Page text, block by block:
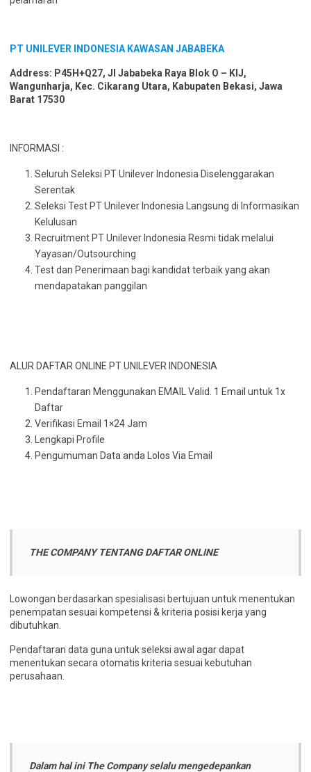
PT UNILEVER INDONESIA KAWASAN JABABEKA
Address: P45H+Q27, Jl Jababeka Raya Blok O – KIJ,
Wangunharja, Kec. Cikarang Utara, Kabupaten Bekasi, Jawa
Barat 17530
INFORMASI :
Seluruh Seleksi PT Unilever Indonesia Diselenggarakan
Serentak
Seleksi Test PT Unilever Indonesia Langsung di Informasikan
Kelulusan
Recruitment PT Unilever Indonesia Resmi tidak melalui
Yayasan/Outsourching
Test dan Penerimaan bagi kandidat terbaik yang akan
mendapatakan panggilan
ALUR DAFTAR ONLINE PT UNILEVER INDONESIA
Pendaftaran Menggunakan EMAIL Valid. 1 Email untuk 1x
Daftar
Verifikasi Email 1×24 Jam
Lengkapi Profile
Pengumuman Data anda Lolos Via Email
THE COMPANY TENTANG DAFTAR ONLINE
Lowongan berdasarkan spesialisasi bertujuan untuk menentukan
penempatan sesuai kompetensi & kriteria posisi kerja yang
dibutuhkan.
Pendaftaran data guna untuk seleksi awal agar dapat
menentukan secara otomatis kriteria sesuai kebutuhan
perusahaan.
Dalam hal ini The Company selalu mengedepankan